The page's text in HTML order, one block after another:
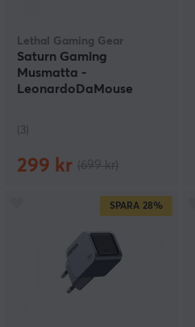
Lethal Gaming Gear
Saturn Gaming
Musmatta -
LeonardoDaMouse
(3)
299 kr
SPARA 28%